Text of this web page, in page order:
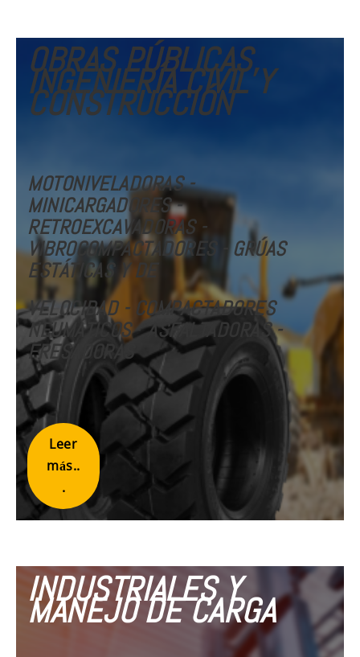
OBRAS PÚBLICAS,
INGENIERÍA CIVIL Y
CONSTRUCCIÓN
MOTONIVELADORAS -
MINICARGADORES -
RETROEXCAVADORAS -
VIBROCOMPACTADORES - GRÚAS
ESTÁTICAS Y DE
VELOCIDAD- COMPACTADORES
NEUMÁTICOS-ASFALTADORAS -
FRESADORAS
Leer
más..
.
INDUSTRIALES Y
MANEJO DE CARGA